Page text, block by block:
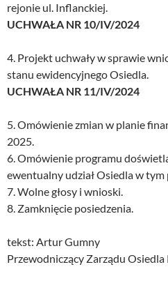
rejonie ul. Inflanckiej.
UCHWAŁA NR 10/IV/2024
4. Projekt uchwały w sprawie
stanu ewidencyjnego Osiedla.
UCHWAŁA NR 11/IV/2024
5. Omówienie zmian w planie
2025.
6. Omówienie programu
ewentualny udział Osiedla w tym
7. Wolne głosy i wnioski.
8. Zamknięcie posiedzenia.
tekst: Artur Gumny
Przewodniczący Zarządu Osiedla